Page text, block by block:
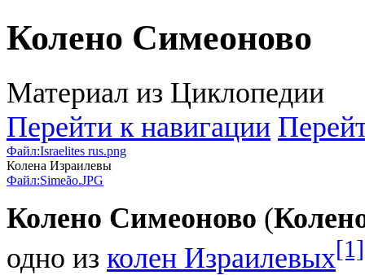
Колено Симеоново
Материал из Циклопедии
Перейти к навигации
Файл:Israelites rus.png
Колена Израилевы
Файл:Simeão.JPG
Колено Симеоново (
одно из колен Израилевых[1]